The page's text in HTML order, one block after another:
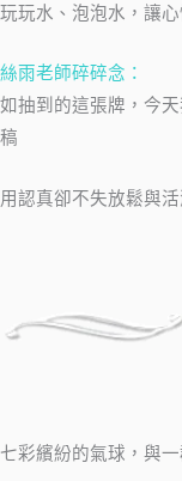
玩玩水、泡泡水，讓
絲雨老師碎碎念：
如抽到的這張牌，今
稿
用認真卻不失放鬆與
七彩繽紛的氣球，與